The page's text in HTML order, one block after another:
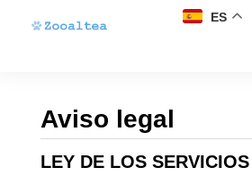
ES
Aviso legal
LEY DE LOS